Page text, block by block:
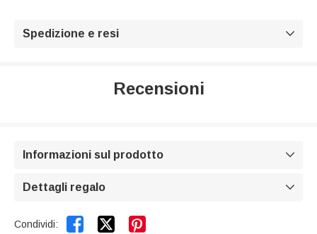
Spedizione e resi 
Recensioni
Informazioni sul prodotto 
Dettagli regalo 
Condividi:  